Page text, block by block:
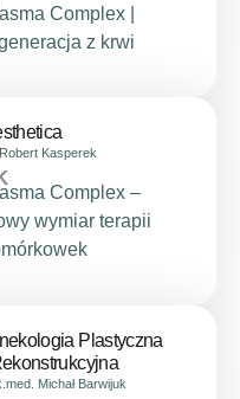
Complex |
z krwi
Robert Kasperek
Complex –
wymiar terapii
Plastyczna
Michał Barwijuk